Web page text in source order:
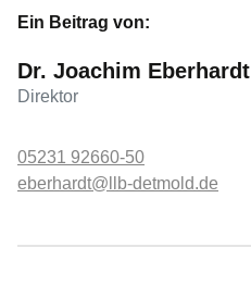
Ein Beitrag von:
Dr. Joachim Eberhardt
Direktor
05231 92660-50
eberhardt@llb-detmold.de